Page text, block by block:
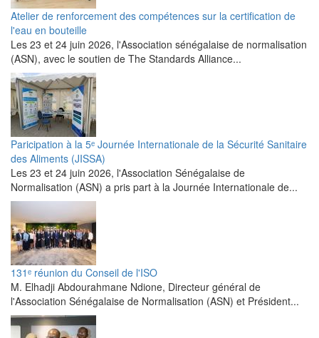
Atelier de renforcement des compétences sur la certification de
l'eau en bouteille
Les 23 et 24 juin 2026, l'Association sénégalaise de normalisation
(ASN), avec le soutien de The Standards Alliance...
Paricipation à la 5ᵉ Journée Internationale de la Sécurité Sanitaire
des Aliments (JISSA)
‎Les 23 et 24 juin 2026, l'Association Sénégalaise de
Normalisation (ASN) a pris part à la Journée Internationale de...
131ᵉ réunion du Conseil de l'ISO
M. Elhadji Abdourahmane Ndione, Directeur général de
l'Association Sénégalaise de Normalisation (ASN) et Président...